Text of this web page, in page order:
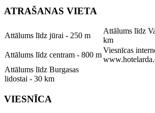
ATRAŠANAS VIETA
Attālums līdz jūrai - 250 m
Attālums līdz
km
Attālums līdz centram - 800 m
Viesnīcas
Attālums līdz Burgasas
lidostai - 30 km
VIESNĪCA